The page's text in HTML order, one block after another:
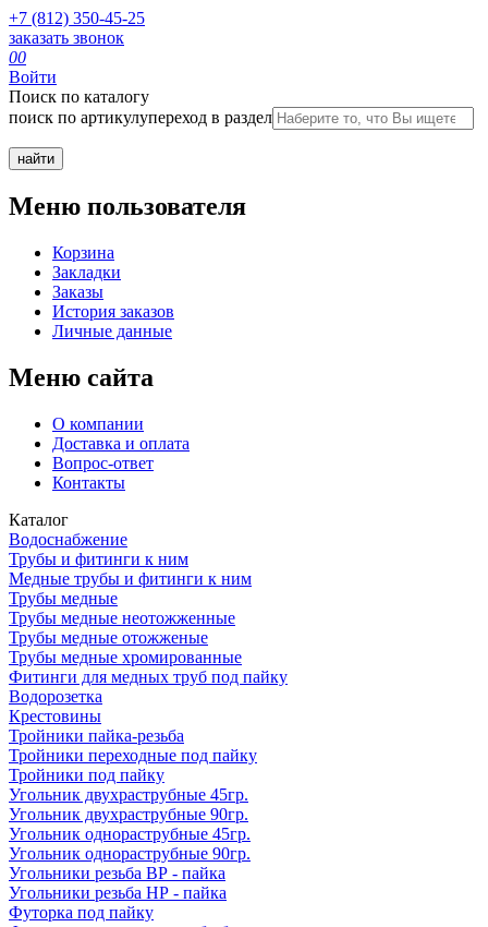
+7 (812) 350-45-25
заказать звонок
00
Войти
Поиск по каталогу
поиск по артикулупереход в раздел
Меню пользователя
Корзина
Закладки
Заказы
История заказов
Личные данные
Меню сайта
О компании
Доставка и оплата
Вопрос-ответ
Контакты
Каталог
Водоснабжение
Трубы и фитинги к ним
Медные трубы и фитинги к ним
Трубы медные
Трубы медные неотожженные
Трубы медные отожженые
Трубы медные хромированные
Фитинги для медных труб под пайку
Водорозетка
Крестовины
Тройники пайка-резьба
Тройники переходные под пайку
Тройники под пайку
Угольник двухраструбные 45гр.
Угольник двухраструбные 90гр.
Угольник однораструбные 45гр.
Угольник однораструбные 90гр.
Угольники резьба ВР - пайка
Угольники резьба НР - пайка
Футорка под пайку